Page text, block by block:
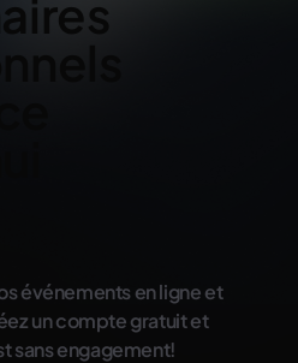
événements en ligne et
un compte gratuit et
sans engagement!